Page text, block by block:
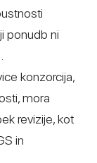
ponudb ni
konzorcija,
mora
revizije, kot
in